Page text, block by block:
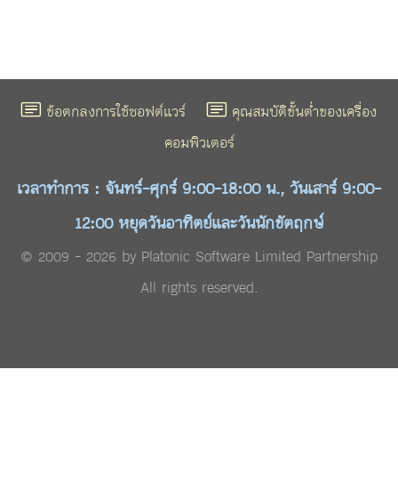
ข้อตกลงการใช้ซอฟต์แวร์
คุณสมบัติขั้นต่ำของเครื่อง
คอมพิวเตอร์
เวลาทำการ : จันทร์-ศุกร์ 9:00-18:00 น., วันเสาร์ 9:00-
12:00 หยุดวันอาทิตย์และวันนักขัตฤกษ์
© 2009 - 2026 by Platonic Software Limited Partnership
All rights reserved.